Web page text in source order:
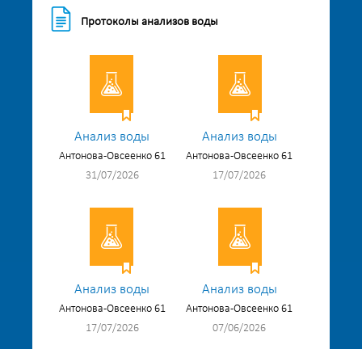
Протоколы анализов воды
Анализ воды
Антонова-Овсеенко 61
31/07/2026
Анализ воды
Антонова-Овсеенко 61
17/07/2026
Анализ воды
Антонова-Овсеенко 61
17/07/2026
Анализ воды
Антонова-Овсеенко 61
07/06/2026